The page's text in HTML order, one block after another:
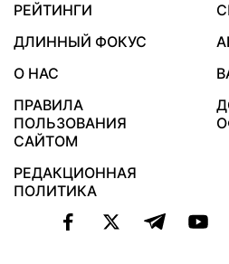
РЕЙТИНГИ
ДЛИННЫЙ ФОКУС
О НАС
ПРАВИЛА
ПОЛЬЗОВАНИЯ
САЙТОМ
РЕДАКЦИОННАЯ
ПОЛИТИКА